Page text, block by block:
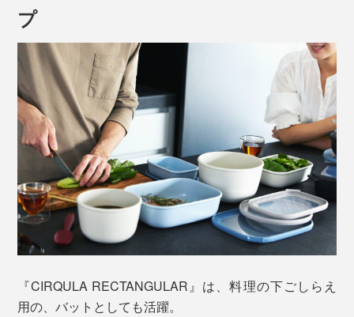
写真左奥から時計回りに、角型750ml、角型2000ml、角型500ml（本品）、 角型
1000ml
固形物だけでなく、煮物・スープなど汁気が多いものも
安心して保存でき、どんな料理・食材にも万能。
プ
『CIRQULA RECTANGULAR』は、料理の下ごしらえ
用の、バットとしても活躍。